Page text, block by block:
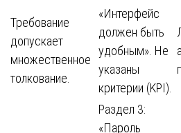
Требование
допускает
множественное
толкование.
«Интерфейс
должен быть
удобным». Не
указаны
критерии (KPI).
Раздел 3:
«Пароль